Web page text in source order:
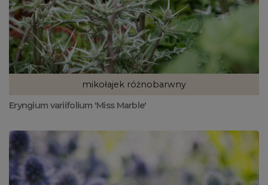
mikołajek różnobarwny
Eryngium variifolium 'Miss Marble'